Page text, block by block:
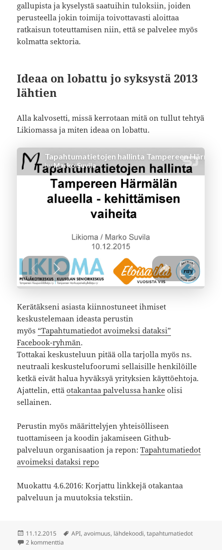
gallupista ja kyselystä saatuihin tuloksiin, joiden
perusteella jokin toimija toivottavasti aloittaa
ratkaisun toteuttamisen niin, että se palvelee myös
kolmatta sektoria.
Ideaa on lobattu jo syksystä 2013
lähtien
Alla kalvosetti, missä kerrotaan mitä on tullut tehtyä
Likiomassa ja miten ideaa on lobattu.
Kerätäkseni asiasta kiinnostuneet ihmiset
keskustelemaan ideasta perustin
myös “Tapahtumatiedot avoimeksi dataksi”
Facebook-ryhmän.
Tottakai keskusteluun pitää olla tarjolla myös ns.
neutraali keskustelufoorumi sellaisille henkilöille
ketkä eivät halua hyväksyä yrityksien käyttöehtoja.
Ajattelin, ettäotakantaa palvelussa hanke olisi
sellainen.
Perustin myös määrittelyjen yhteisölliseen
tuottamiseen ja koodin jakamiseen Github-
palveluun organisaation ja repon:Tapahtumatiedot
avoimeksi dataksi repo
Muokattu 4.6.2016: Korjattu linkkejä otakantaa
palveluun ja muutoksia tekstiin.
Julkaistu
11.12.2015 Avainsanat
API,avoimuus, lähdekoodi,tapahtumatiedot
2 kommenttia